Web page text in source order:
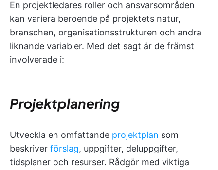
En projektledares roller och ansvarsområden
kan variera beroende på projektets natur,
branschen, organisationsstrukturen och andra
liknande variabler. Med det sagt är de främst
involverade i:
Projektplanering
Utveckla en omfattande projektplan som
beskriver förslag, uppgifter, deluppgifter,
tidsplaner och resurser. Rådgör med viktiga